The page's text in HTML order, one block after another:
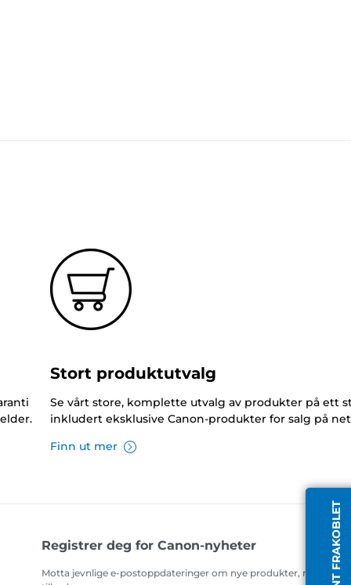
AGENT FRAKOBLET
Stort produktutvalg
Se vårt store, komplette utvalg av produkter på ett
inkludert eksklusive Canon-produkter for salg på
Finn ut mer
Registrer deg for Canon-nyheter
Motta jevnlige e-postoppdateringer om nye produkter, nyttige